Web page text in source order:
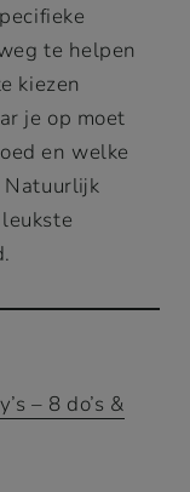
te helpen
kiezen
je op moet
en welke
Natuurlijk
– 8 do’s &